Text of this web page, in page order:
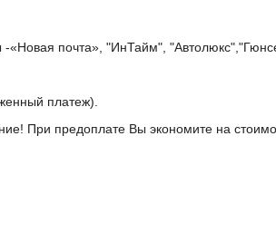
-«Новая почта», "ИнТайм",
платеж).
При предоплате Вы экономите на